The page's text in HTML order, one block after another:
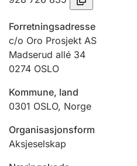
Jeger
Betaling og jegeravgiftskort
Ektepaktveileder
Forretningsadresse
c/o Oro Prosjekt AS
Madserud allé 34
0274 OSLO
Kommune, land
0301 OSLO, Norge
Organisasjonsform
Aksjeselskap